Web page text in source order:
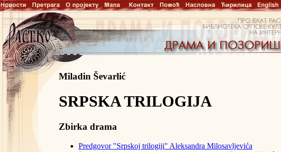
Miladin Ševarlić
SRPSKA TRILOGIJA
Zbirka drama
Predgovor "Srpskoj trilogiji" Aleksandra Milosavljevića